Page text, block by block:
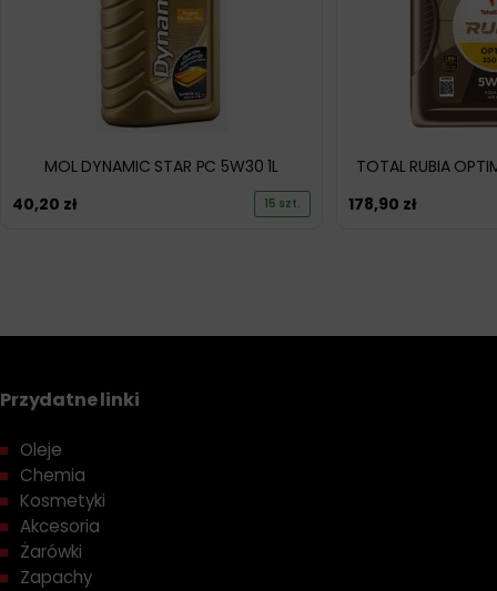
MOL DYNAMIC STAR PC 5W30 1L
40,20 zł 15 szt.
TOTAL RUBIA
178,90 zł
Przydatne linki
Oleje
Chemia
Kosmetyki
Akcesoria
Żarówki
Zapachy